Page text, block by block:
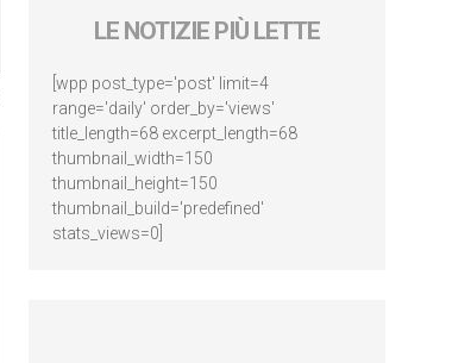
LE NOTIZIE PIÙ LETTE
[wpp post_type='post' limit=4
range='daily' order_by='views'
title_length=68 excerpt_length=68
thumbnail_width=150
thumbnail_height=150
thumbnail_build='predefined'
stats_views=0]